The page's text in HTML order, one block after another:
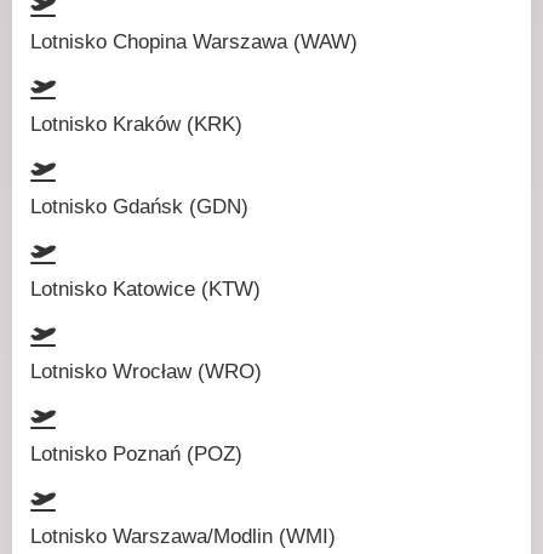
Lotnisko Chopina Warszawa (WAW)
Lotnisko Kraków (KRK)
Lotnisko Gdańsk (GDN)
Lotnisko Katowice (KTW)
Lotnisko Wrocław (WRO)
Lotnisko Poznań (POZ)
Lotnisko Warszawa/Modlin (WMI)